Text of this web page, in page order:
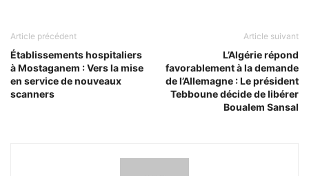
Article précédent
Établissements hospitaliers
à Mostaganem : Vers la mise
en service de nouveaux
scanners
Article suivant
L’Algérie répond
favorablement à la demande
de l’Allemagne : Le président
Tebboune décide de libérer
Boualem Sansal